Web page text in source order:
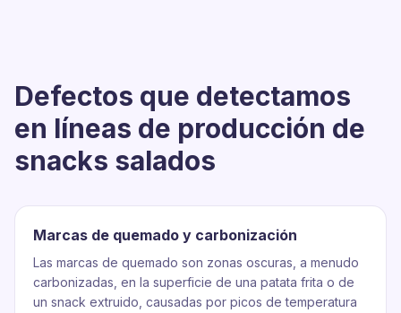
Defectos que detectamos
en líneas de producción de
snacks salados
Marcas de quemado y carbonización
Las marcas de quemado son zonas oscuras, a menudo
carbonizadas, en la superficie de una patata frita o de
un snack extruido, causadas por picos de temperatura